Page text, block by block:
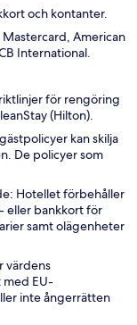
och kontanter.
American
International.
för rengöring
(Hilton).
kan skilja
De policyer som
Hotellet förbehåller
eller bankkort för
samt olägenheter
värdens
EU-
inte ångerrätten